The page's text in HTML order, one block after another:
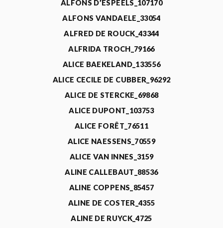
ALFONS D’ESPEELS_107170
ALFONS VANDAELE_33054
ALFRED DE ROUCK_43344
ALFRIDA TROCH_79166
ALICE BAEKELAND_133556
ALICE CECILE DE CUBBER_96292
ALICE DE STERCKE_69868
ALICE DUPONT_103753
ALICE FORÊT_76511
ALICE NAESSENS_70559
ALICE VAN INNES_3159
ALINE CALLEBAUT_88536
ALINE COPPENS_85457
ALINE DE COSTER_4355
ALINE DE RUYCK_4725